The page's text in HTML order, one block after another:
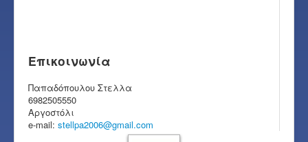
Επικοινωνία
Παπαδόπουλου Στελλα
6982505550
Αργοστόλι
e-mail: stellpa2006@gmail.com